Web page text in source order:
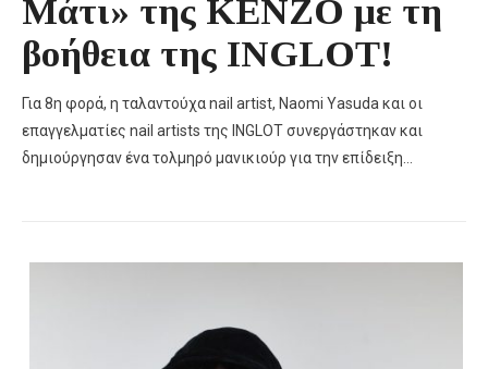
Μάτι» της KENZO με τη
βοήθεια της INGLOT!
Για 8η φορά, η ταλαντούχα nail artist, Naomi Yasuda και οι
επαγγελματίες nail artists της INGLOT συνεργάστηκαν και
δημιούργησαν ένα τολμηρό μανικιούρ για την επίδειξη…